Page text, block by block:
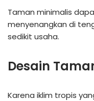
Taman minimalis
menyenangkan di
sedikit usaha.
Desain
Karena iklim tropis